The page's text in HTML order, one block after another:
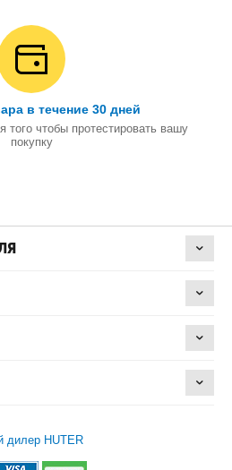
в течение 30 дней
того чтобы протестировать вашу
покупку
дилер HUTER